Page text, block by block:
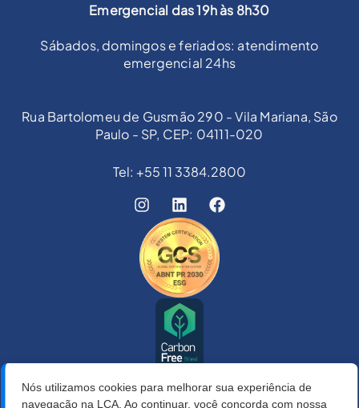
Emergencial das 19h às 8h30
Sábados, domingos e feriados: atendimento
emergencial 24hs
Rua Bartolomeu de Gusmão 290 - Vila Mariana, São
Paulo - SP, CEP: 04111-020
Tel: +55 11 3384.2800
Nós utilizamos cookies para melhorar sua experiência de
navegação na LCA. Ao continuar, você concorda com nossa